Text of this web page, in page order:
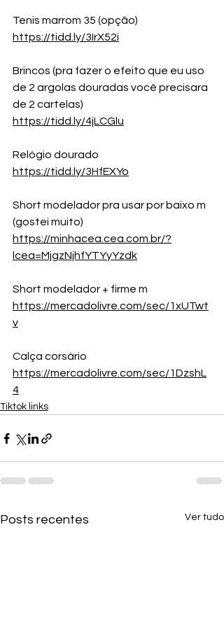
Tenis marrom 35 (opção)
https://tidd.ly/3IrX52i
Brincos (pra fazer o efeito que eu uso
de 2 argolas douradas você precisara
de 2 cartelas)
https://tidd.ly/4jLCGlu
Relógio dourado
https://tidd.ly/3HfEXYo
Short modelador pra usar por baixo m
(gostei muito)
https://minhacea.cea.com.br/?
lcea=MjgzNjhfYTYyYzdk
Short modelador + firme m
https://mercadolivre.com/sec/1xUTwt
v
Calça corsário
https://mercadolivre.com/sec/1DzshL
4
Tiktok links
Posts recentes Ver tudo